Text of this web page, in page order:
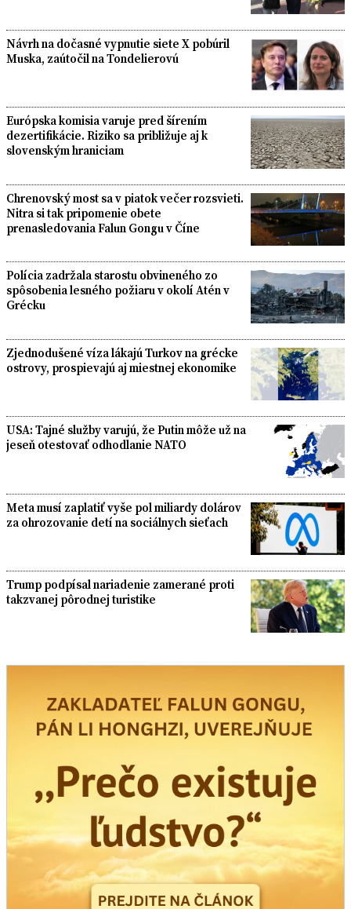
Návrh na dočasné vypnutie siete X pobúril
Muska, zaútočil na Tondelierovú
Európska komisia varuje pred šírením
dezertifikácie. Riziko sa približuje aj k
slovenským hraniciam
Chrenovský most sa v piatok večer rozsvieti.
Nitra si tak pripomenie obete
prenasledovania Falun Gongu v Číne
Polícia zadržala starostu obvineného zo
spôsobenia lesného požiaru v okolí Atén v
Grécku
Zjednodušené víza lákajú Turkov na grécke
ostrovy, prospievajú aj miestnej ekonomike
USA: Tajné služby varujú, že Putin môže už na
jeseň otestovať odhodlanie NATO
Meta musí zaplatiť vyše pol miliardy dolárov
za ohrozovanie detí na sociálnych sieťach
Trump podpísal nariadenie zamerané proti
takzvanej pôrodnej turistike